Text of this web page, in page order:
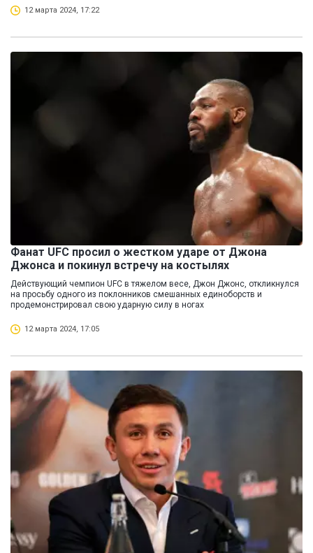
12 марта 2024, 17:22
Фанат UFC просил о жестком ударе от Джона
Джонса и покинул встречу на костылях
Действующий чемпион UFC в тяжелом весе, Джон Джонс, откликнулся
на просьбу одного из поклонников смешанных единоборств и
продемонстрировал свою ударную силу в ногах
12 марта 2024, 17:05